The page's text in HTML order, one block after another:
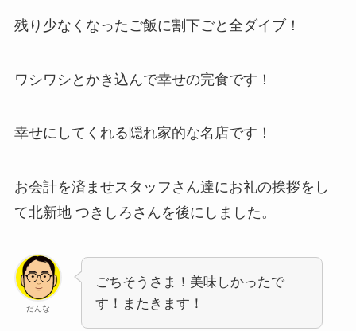
残り少なくなったご飯に割下ごと全ダイブ！
ワシワシとかき込んで幸せの完食です！
幸せにしてくれる隠れ家的な名店です！
お会計を済ませスタッフさん達にお礼の挨拶をし
て北新地 つきしろさんを後にしました。
だんな
ごちそうさま！美味しかったで
す！またきます！